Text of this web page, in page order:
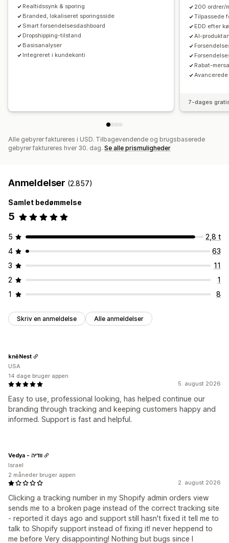
Realtidssynk & sporing
Branded, lokaliseret sporingsside
Smart forsendelsesdashboard
Dropshipping-tilstand
Basisanalyser
Integreret i kundekonti
200 ordrer/
Tilpassede
EDD efter
AI-
Rabat-
7-dages
Alle gebyrer faktureres i USD. Tilbagevendende og brugsbaserede
gebyrer faktureres hver 30. dag. Se alle prismuligheder
Anmeldelser (2.857)
Samlet bedømmelse
5
5
2,8 t
4
63
3
11
2
1
1
8
Skriv en anmeldelse Alle anmeldelser
5. august 2026
Easy to use, professional looking, has helped continue our
branding through tracking and keeping customers happy and
informed. Support is fast and helpful.
knēNest
USA
14 dage bruger appen
2. august 2026
Clicking a tracking number in my Shopify admin orders view
sends me to a broken page instead of the correct tracking site
- reported it days ago and support still hasn't fixed it tell me to
talk to Shopify support instead of fixing it! never heppend to
me before Very disappointing! Nothing but bugs since I
Vedya - וודיה
Israel
2 måneder bruger appen